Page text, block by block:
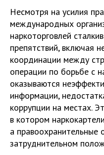
Несмотря на усилия
международных
наркоторговлей
препятствий, включая
координации между
операции по борьбе с
оказываются
информации,
коррупции на местах.
в котором
а правоохранительные
затруднительном